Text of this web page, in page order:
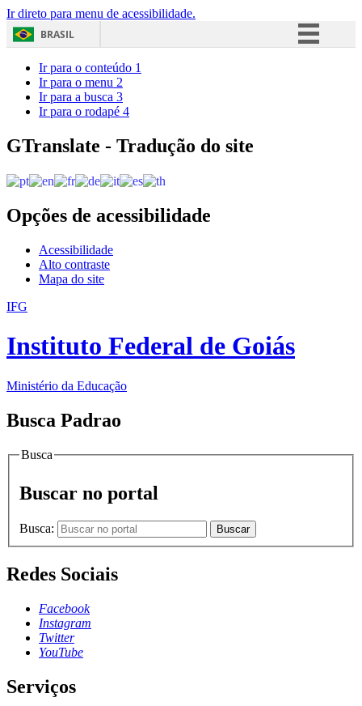
Ir direto para menu de acessibilidade.
BRASIL
Acesso à informação
Ir para o conteúdo 1
Ir para o menu 2
Ir para a busca 3
Ir para o rodapé 4
GTranslate - Tradução do site
Opções de acessibilidade
Acessibilidade
Alto contraste
Mapa do site
IFG
Instituto Federal de Goiás
Ministério da Educação
Busca Padrao
Busca
Buscar no portal
Busca: Buscar
Redes Sociais
Facebook
Instagram
Twitter
YouTube
Serviços